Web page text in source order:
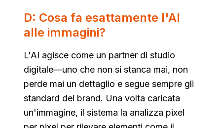
D: Cosa fa esattamente l'AI
alle immagini?
L'AI agisce come un partner di studio
digitale—uno che non si stanca mai, non
perde mai un dettaglio e segue sempre gli
standard del brand. Una volta caricata
un'immagine, il sistema la analizza pixel